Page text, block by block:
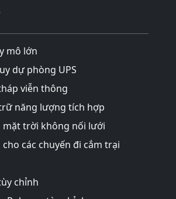
mô lớn
dự phòng UPS
viễn thông
năng lượng tích hợp
mặt trời không nối lưới
cho các chuyến đi cắm trại
chỉnh